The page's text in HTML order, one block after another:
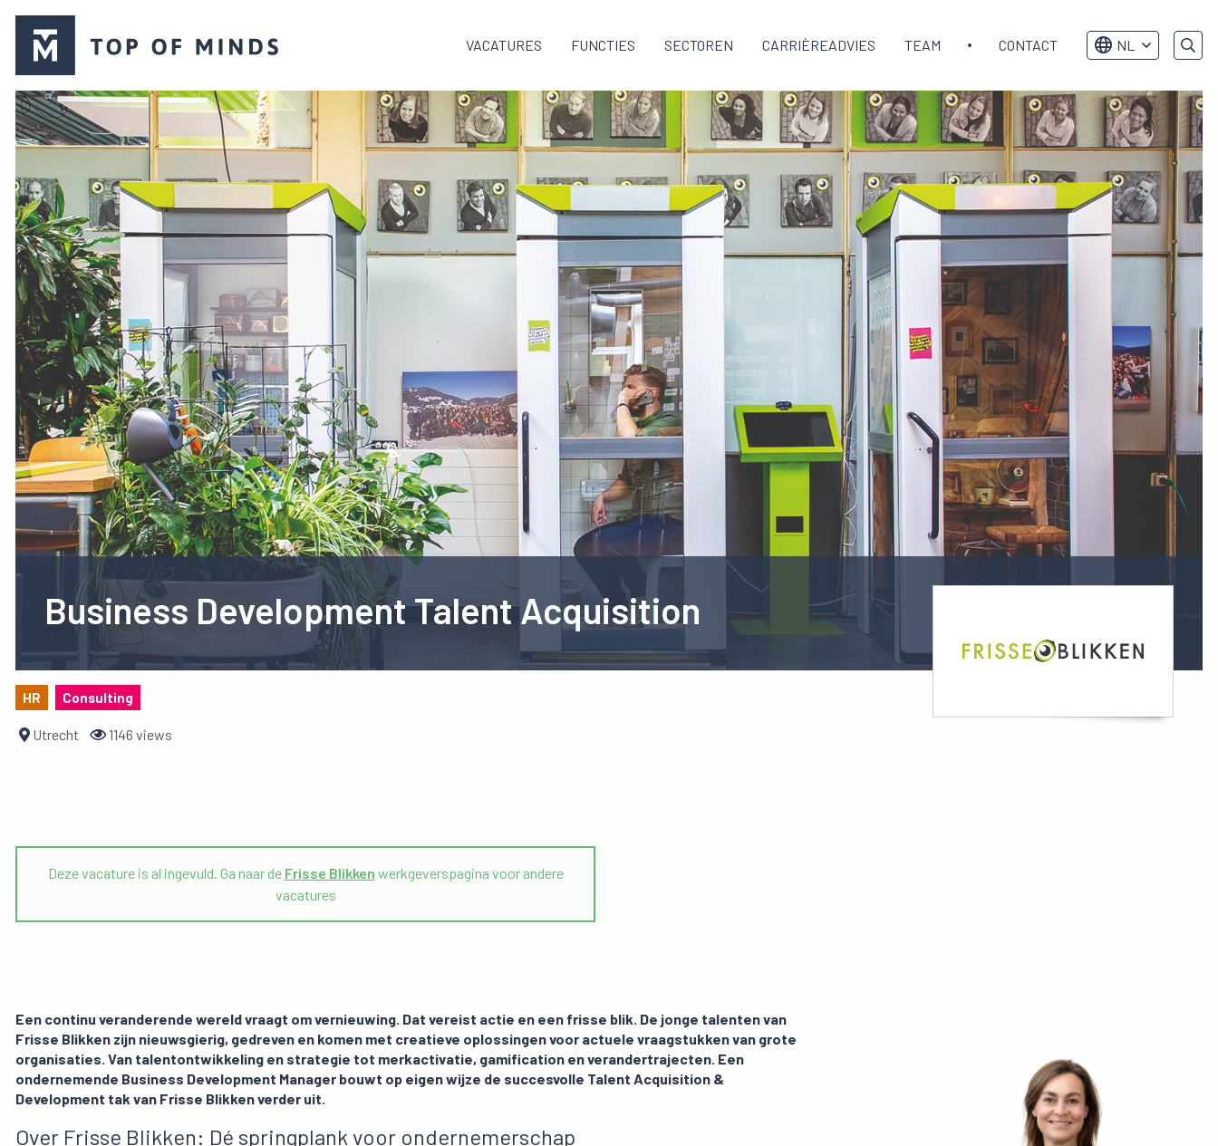
logo
VACATURES FUNCTIES SECTOREN CARRIÈREADVIES TEAM CONTACT NL
Business Development Talent Acquisition
HR Consulting
Utrecht 1146 views
Deze vacature is al ingevuld. Ga naar de Frisse Blikken werkgeverspagina voor andere
vacatures
Een continu veranderende wereld vraagt om vernieuwing. Dat vereist actie en een frisse blik. De jonge talenten van
Frisse Blikken zijn nieuwsgierig, gedreven en komen met creatieve oplossingen voor actuele vraagstukken van grote
organisaties. Van talentontwikkeling en strategie tot merkactivatie, gamification en verandertrajecten. Een
ondernemende Business Development Manager bouwt op eigen wijze de succesvolle Talent Acquisition &
Development tak van Frisse Blikken verder uit.
Over Frisse Blikken: Dé springplank voor ondernemerschap